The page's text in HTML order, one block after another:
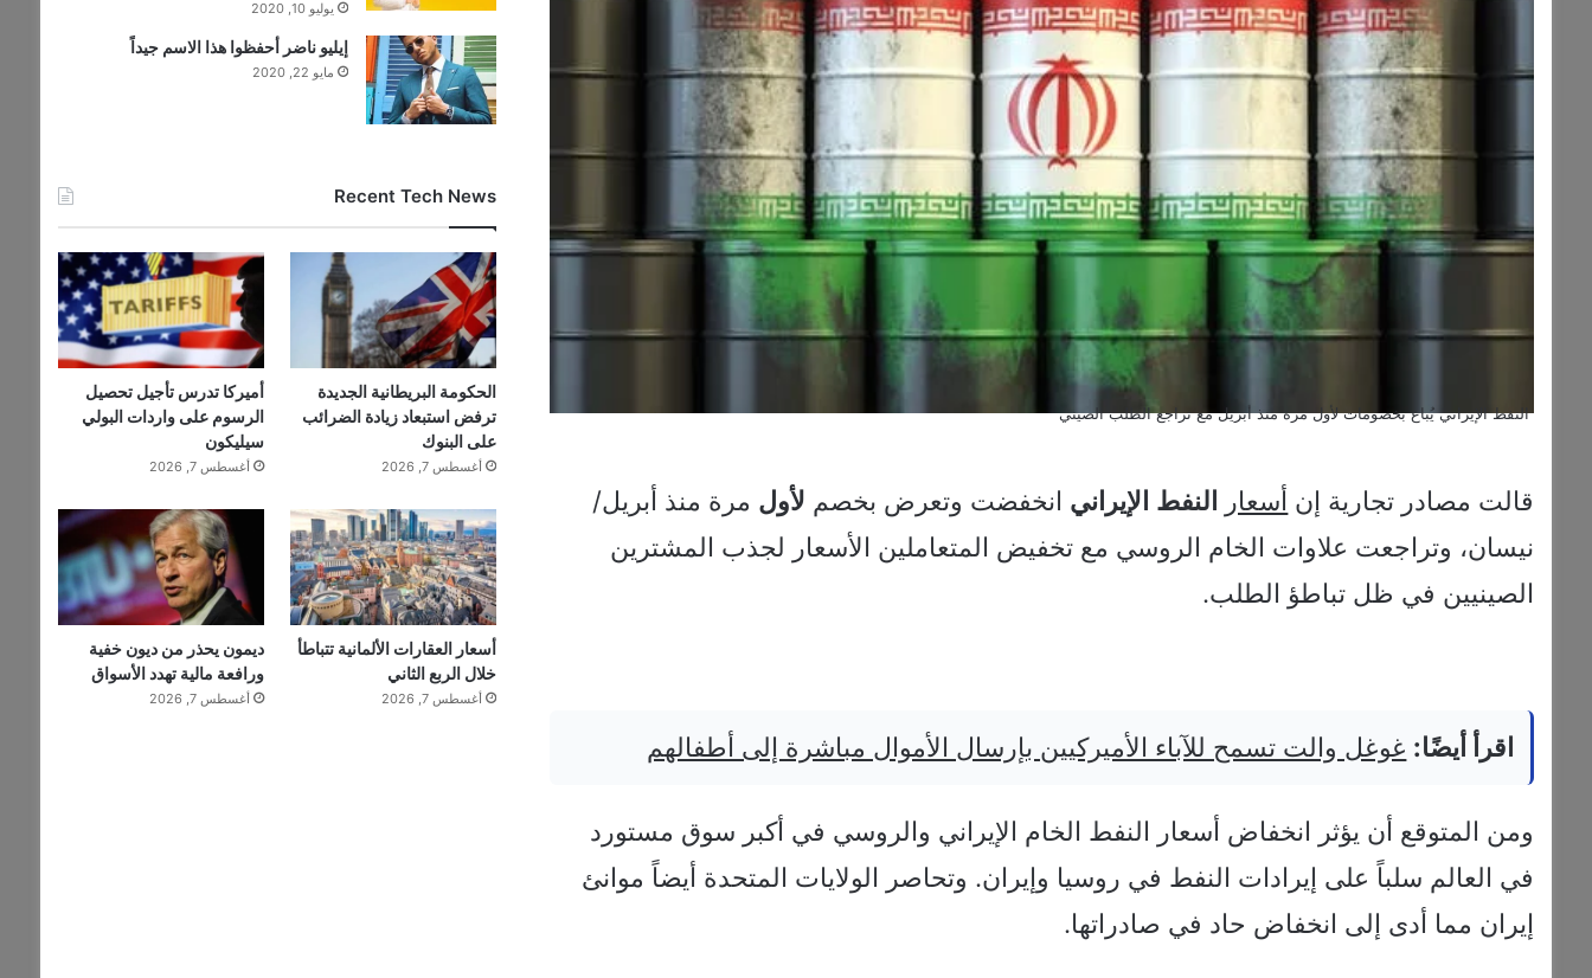
النفط الإيراني يُباع بخصومات لأول مرة منذ أبريل مع تراجع الطلب الصيني
قالت مصادر تجارية إن أسعار النفط الإيراني انخفضت وتعرض بخصم لأول مرة منذ أبريل/
نيسان، وتراجعت علاوات الخام الروسي مع تخفيض المتعاملين الأسعار لجذب المشترين
الصينيين في ظل تباطؤ الطلب.
اقرأ أيضًا: غوغل والت تسمح للآباء الأميركيين بإرسال الأموال مباشرة إلى أطفالهم
ومن المتوقع أن يؤثر انخفاض أسعار النفط الخام الإيراني والروسي في أكبر سوق مستورد
في العالم سلباً على إيرادات النفط في روسيا وإيران. وتحاصر الولايات المتحدة أيضاً موانئ
إيران مما أدى إلى انخفاض حاد في صادراتها.
يوليو 10, 2020
إيليو ناضر أحفظوا هذا الاسم جيداً
مايو 22, 2020
Recent Tech News
الحكومة البريطانية الجديدة
ترفض استبعاد زيادة الضرائب
على البنوك
أغسطس 7, 2026
أميركا تدرس تأجيل تحصيل
الرسوم على واردات البولي
سيليكون
أغسطس 7, 2026
أسعار العقارات الألمانية تتباطأ
خلال الربع الثاني
أغسطس 7, 2026
ديمون يحذر من ديون خفية
ورافعة مالية تهدد الأسواق
أغسطس 7, 2026